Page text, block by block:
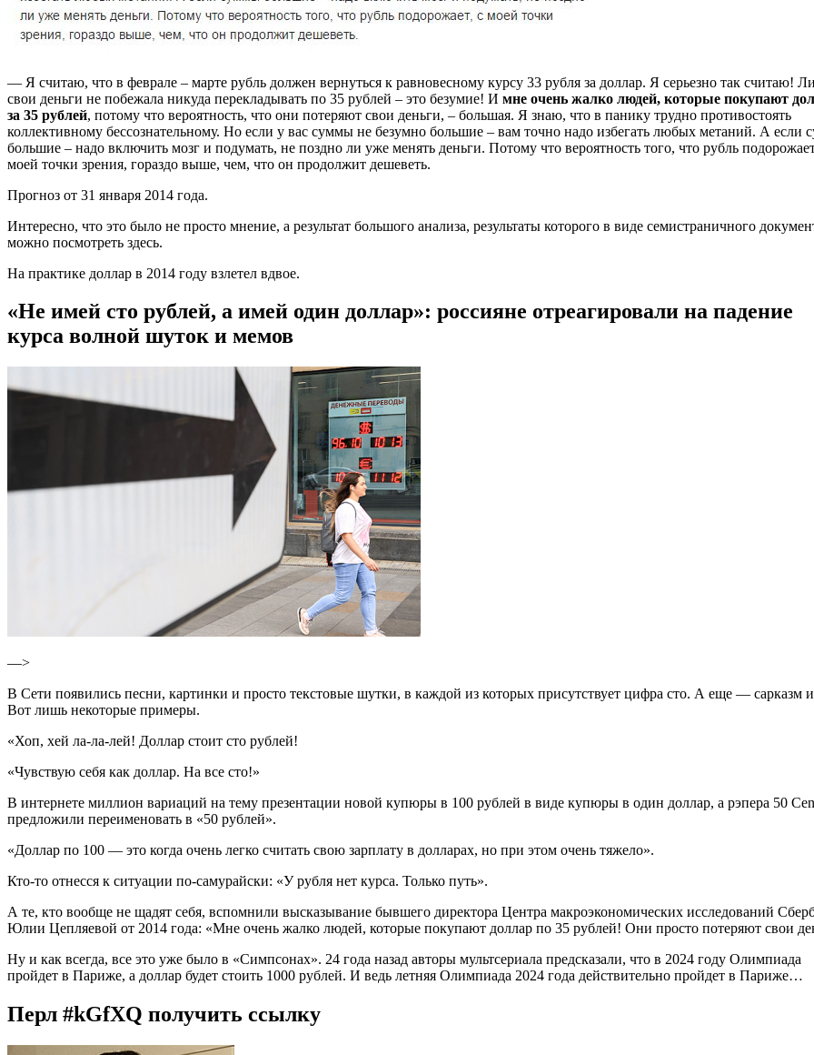
— Я считаю, что в феврале – марте рубль должен вернуться к равновесному курсу 33 рубля за доллар. Я серьезно так считаю!
свои деньги не побежала никуда перекладывать по 35 рублей – это безумие! И мне очень жалко людей, которые покупают
за 35 рублей, потому что вероятность, что они потеряют свои деньги, – большая. Я знаю, что в панику трудно противостоять
коллективному бессознательному. Но если у вас суммы не безумно большие – вам точно надо избегать любых метаний. А если
большие – надо включить мозг и подумать, не поздно ли уже менять деньги. Потому что вероятность того, что рубль
моей точки зрения, гораздо выше, чем, что он продолжит дешеветь.
Прогноз от 31 января 2014 года.
Интересно, что это было не просто мнение, а результат большого анализа, результаты которого в виде семистраничного
можно посмотреть здесь.
На практике доллар в 2014 году взлетел вдвое.
«Не имей сто рублей, а имей один доллар»: россияне отреагировали на падение
курса волной шуток и мемов
—>
В Сети появились песни, картинки и просто текстовые шутки, в каждой из которых присутствует цифра сто. А еще — сарказм
Вот лишь некоторые примеры.
«Хоп, хей ла-ла-лей! Доллар стоит сто рублей!
«Чувствую себя как доллар. На все сто!»
В интернете миллион вариаций на тему презентации новой купюры в 100 рублей в виде купюры в один доллар, а рэпера 50
предложили переименовать в «50 рублей».
«Доллар по 100 — это когда очень легко считать свою зарплату в долларах, но при этом очень тяжело».
Кто-то отнесся к ситуации по-самурайски: «У рубля нет курса. Только путь».
А те, кто вообще не щадят себя, вспомнили высказывание бывшего директора Центра макроэкономических исследований
Юлии Цепляевой от 2014 года: «Мне очень жалко людей, которые покупают доллар по 35 рублей! Они просто потеряют свои
Ну и как всегда, все это уже было в «Симпсонах». 24 года назад авторы мультсериала предсказали, что в 2024 году Олимпиада
пройдет в Париже, а доллар будет стоить 1000 рублей. И ведь летняя Олимпиада 2024 года действительно пройдет в Париже…
Перл #kGfXQ получить ссылку